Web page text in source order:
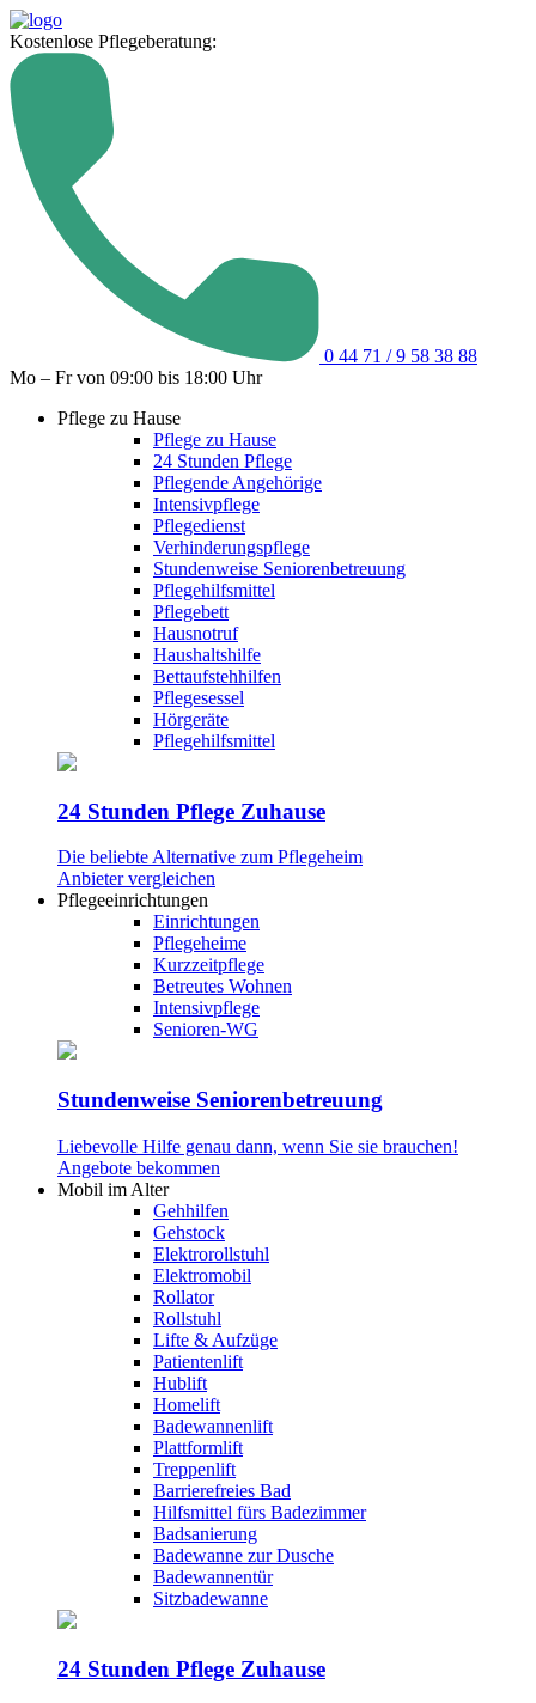
Kostenlose Pflegeberatung:
0 44 71 / 9 58 38 88
Mo – Fr von 09:00 bis 18:00 Uhr
Pflege zu Hause
Pflege zu Hause
24 Stunden Pflege
Pflegende Angehörige
Intensivpflege
Pflegedienst
Verhinderungspflege
Stundenweise Seniorenbetreuung
Pflegehilfsmittel
Pflegebett
Hausnotruf
Haushaltshilfe
Bettaufstehhilfen
Pflegesessel
Hörgeräte
Pflegehilfsmittel
24 Stunden Pflege Zuhause
Die beliebte Alternative zum Pflegeheim
Anbieter vergleichen
Pflegeeinrichtungen
Einrichtungen
Pflegeheime
Kurzzeitpflege
Betreutes Wohnen
Intensivpflege
Senioren-WG
Stundenweise Seniorenbetreuung
Liebevolle Hilfe genau dann, wenn Sie sie brauchen!
Angebote bekommen
Mobil im Alter
Gehhilfen
Gehstock
Elektrorollstuhl
Elektromobil
Rollator
Rollstuhl
Lifte & Aufzüge
Patientenlift
Hublift
Homelift
Badewannenlift
Plattformlift
Treppenlift
Barrierefreies Bad
Hilfsmittel fürs Badezimmer
Badsanierung
Badewanne zur Dusche
Badewannentür
Sitzbadewanne
24 Stunden Pflege Zuhause